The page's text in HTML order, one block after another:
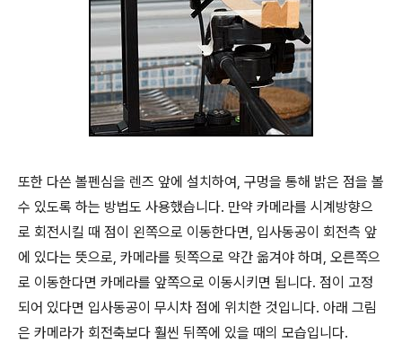
또한 다쓴 볼펜심을 렌즈 앞에 설치하여, 구멍을 통해 밝은 점을 볼
수 있도록 하는 방법도 사용했습니다. 만약 카메라를 시계방향으
로 회전시킬 때 점이 왼쪽으로 이동한다면, 입사동공이 회전측 앞
에 있다는 뜻으로, 카메라를 뒷쪽으로 약간 옮겨야 하며, 오른쪽으
로 이동한다면 카메라를 앞쪽으로 이동시키면 됩니다. 점이 고정
되어 있다면 입사동공이 무시차 점에 위치한 것입니다. 아래 그림
은 카메라가 회전축보다 훨씬 뒤쪽에 있을 때의 모습입니다.